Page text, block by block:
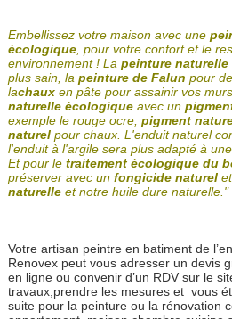
Embellissez votre maison avec une
écologique, pour votre confort et le
environnement ! La peinture naturelle
plus sain, la peinture de Falun pour
lachaux en pâte pour assainir vos
naturelle écologique avec un
exemple le rouge ocre, pigment
naturel pour chaux. L'enduit naturel
l'enduit à l'argile sera plus adapté à
Et pour le traitement écologique du
préserver avec un fongicide naturel
naturelle et notre huile dure naturelle."
Votre artisan peintre en batiment de
Renovex peut vous adresser un devis
en ligne ou convenir d’un RDV sur le
travaux,prendre les mesures et vous
suite pour la peinture ou la rénovation